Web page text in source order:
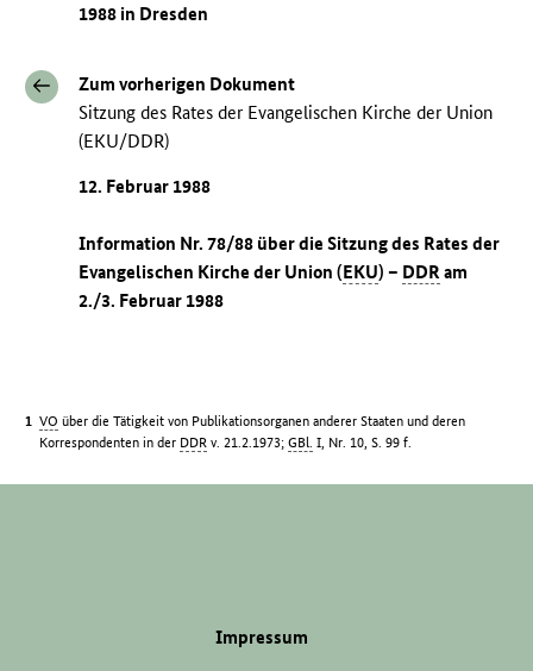
1988 in Dresden
Zum vorherigen Dokument
Sitzung des Rates der Evangelischen Kirche der Union
(EKU/DDR)
12. Februar 1988
Information Nr. 78/88 über die Sitzung des Rates der
Evangelischen Kirche der Union (EKU) – DDRam
2./3. Februar 1988
VO über die Tätigkeit von Publikationsorganen anderer Staaten und deren
Korrespondenten in der DDR v. 21.2.1973;GBl. I, Nr. 10, S. 99 f.
Impressum